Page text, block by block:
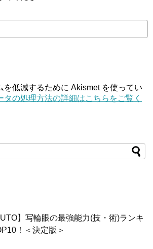
を低減するために Akismet を使ってい
タの処理方法の詳細はこちらをご覧く
】写輪眼の最強能力(技・術)ランキ
！＜決定版＞